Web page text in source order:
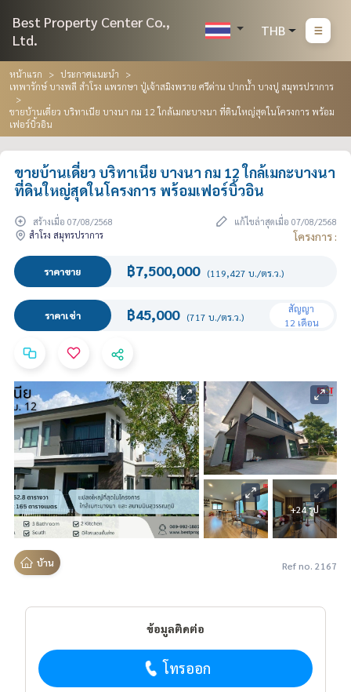
Best Property Center Co.,
Ltd.
THB
หน้าแรก
ประกาศแนะนำ
เทพารักษ์ บางพลี สำโรง แพรกษา ปู่เจ้าสมิงพราย ศรีด่าน ปากน้ำ บางปู สมุทรปราการ
ขายบ้านเดี่ยว บริทาเนีย บางนา กม 12 ใกล้เมกะบางนา ที่ดินใหญ่สุดในโครงการ พร้อม
เฟอร์บิ้วอิน
ขายบ้านเดี่ยว บริทาเนีย บางนา กม 12 ใกล้เมกะบางนา
ที่ดินใหญ่สุดในโครงการ พร้อมเฟอร์บิ้วอิน
สร้างเมื่อ 07/08/2568
แก้ไขล่าสุดเมื่อ 07/08/2568
สำโรง สมุทรปราการ
โครงการ :
ราคาขาย ฿7,500,000 (119,427 บ./ตร.ว.)
ราคาเช่า ฿45,000 (717 บ./ตร.ว.)
สัญญา
12 เดือน
+24 รูป
บ้าน Ref no. 2167
ข้อมูลติดต่อ
โทรออก